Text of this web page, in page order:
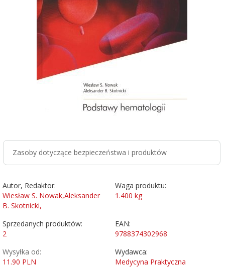
Zasoby dotyczące bezpieczeństwa i produktów
Autor, Redaktor:
Wiesław S. Nowak,Aleksander
B. Skotnicki,
Waga produktu:
1.400 kg
Sprzedanych produktów:
2
EAN:
9788374302968
Wysyłka od:
11.90 PLN
Wydawca:
Medycyna Praktyczna